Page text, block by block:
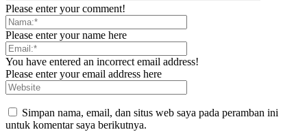
Please enter your comment!
Please enter your name here
You have entered an incorrect email address!
Please enter your email address here
Simpan nama, email, dan situs web saya pada peramban ini
untuk komentar saya berikutnya.